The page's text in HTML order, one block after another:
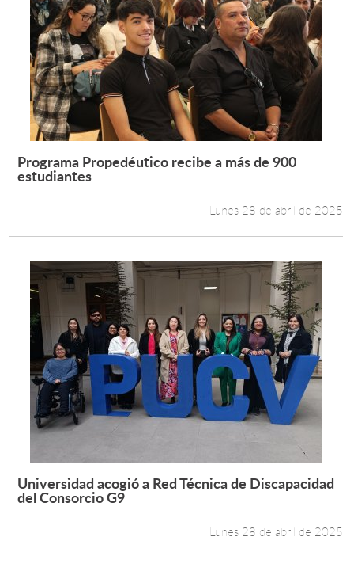
Leer más +
Programa Propedéutico recibe a más de 900
estudiantes
Lunes 28 de abril de 2025
Leer más +
Universidad acogió a Red Técnica de Discapacidad
del Consorcio G9
Lunes 28 de abril de 2025